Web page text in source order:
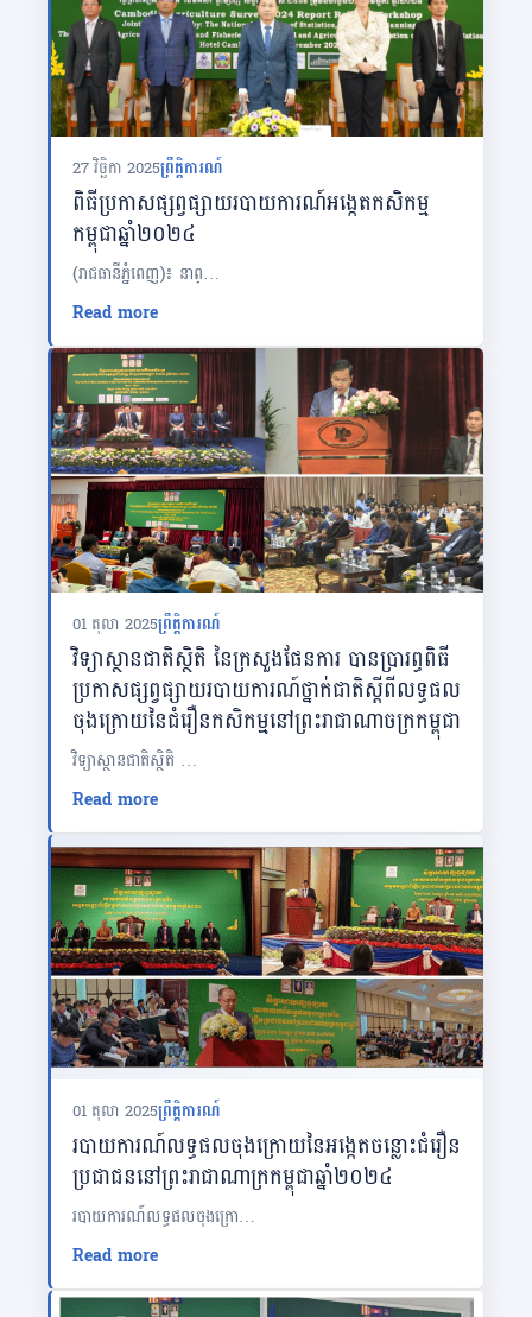
27 វិច្ឆិកា 2025ព្រឹត្តិការណ៍
ពិធីប្រកាសផ្សព្វផ្សាយរបាយការណ៍អង្កេតកសិកម្ម
កម្ពុជាឆ្នាំ២០២៤
(រាជធានីភ្នំពេញ)៖ នាព្…
Read more
01 តុលា 2025ព្រឹត្តិការណ៍
វិទ្យាស្ថានជាតិស្ថិតិ នៃក្រសួងផែនការ បានប្រារព្ធពិធី
ប្រកាសផ្សព្វផ្សាយរបាយការណ៍ថ្នាក់ជាតិស្តីពីលទ្ធផល
ចុងក្រោយនៃជំរឿនកសិកម្មនៅព្រះរាជាណាចក្រកម្ពុជា​
វិទ្យាស្ថានជាតិស្ថិតិ …
Read more
01 តុលា 2025ព្រឹត្តិការណ៍
របាយការណ៍លទ្ធផលចុងក្រោយនៃអង្កេតចន្លោះជំរឿន
ប្រជាជននៅព្រះរាជាណាក្រកម្ពុជាឆ្នាំ២០២៤
របាយការណ៍លទ្ធផលចុងក្រោ…
Read more